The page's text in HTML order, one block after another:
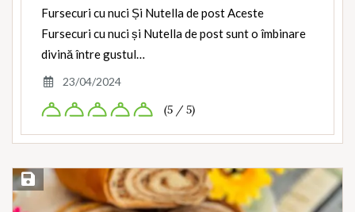
Fursecuri cu nuci Și Nutella de post Aceste
Fursecuri cu nuci și Nutella de post sunt o îmbinare
divină între gustul…
23/04/2024
(5 / 5)
Save Recipe